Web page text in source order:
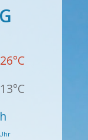
26°C
13°C